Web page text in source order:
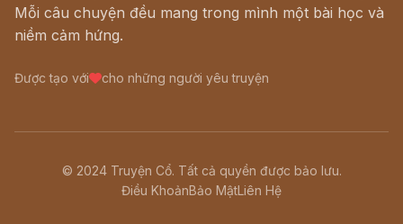
Mỗi câu chuyện đều mang trong mình một bài học và
niềm cảm hứng.
Được tạo với cho những người yêu truyện
© 2024 Truyện Cổ. Tất cả quyền được bảo lưu.
Điều KhoảnBảo MậtLiên Hệ